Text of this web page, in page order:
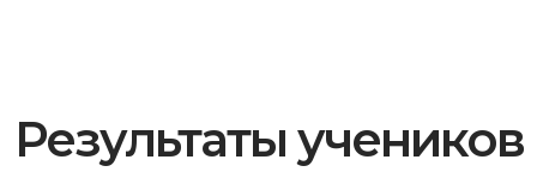
Результаты учеников